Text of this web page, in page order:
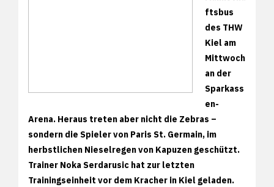
ftsbus
des THW
Kiel am
Mittwoch
an der
Sparkass
en-
Arena. Heraus treten aber nicht die Zebras –
sondern die Spieler von Paris St. Germain, im
herbstlichen Nieselregen von Kapuzen geschützt.
Trainer Noka Serdarusic hat zur letzten
Trainingseinheit vor dem Kracher in Kiel geladen.